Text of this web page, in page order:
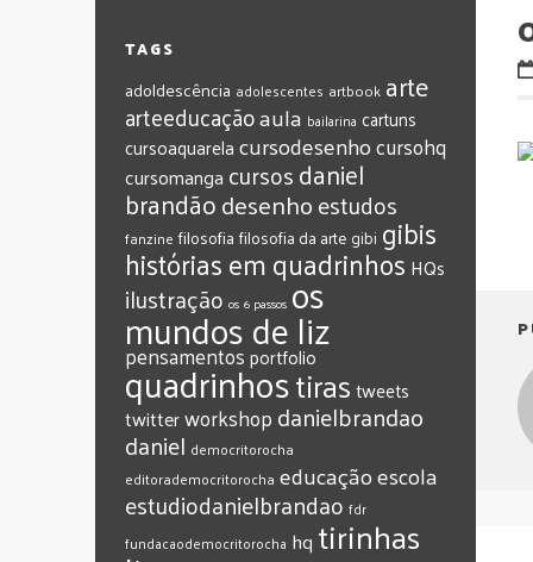
TAGS
adoldescência adolescentes artbook arte
arteeducaçãoaula bailarina cartuns
cursoaquarelacursodesenhocursohq
cursomanga cursosdaniel
brandãodesenhoestudos
fanzine filosofia filosofia da arte gibi gibis
histórias em quadrinhos HQs
ilustração os 6 passos os
mundos de liz
pensamentosportfolio
quadrinhostirastweets
twitterworkshop‎danielbrandao‬
‎daniel‬ ‎democritorocha
‎editorademocritorocha ‎educação‎escola
‎estudiodanielbrandao ‎fdr
‎fundacaodemocritorocha ‎hq ‎tirinhas